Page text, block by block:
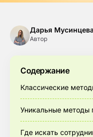
Дарья Мусинцева
Автор
Содержание
Классические
Уникальные методы
Где искать